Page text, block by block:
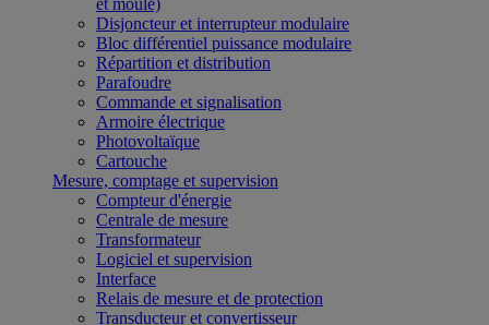
et moulé)
Disjoncteur et interrupteur modulaire
Bloc différentiel puissance modulaire
Répartition et distribution
Parafoudre
Commande et signalisation
Armoire électrique
Photovoltaïque
Cartouche
Mesure, comptage et supervision
Compteur d'énergie
Centrale de mesure
Transformateur
Logiciel et supervision
Interface
Relais de mesure et de protection
Transducteur et convertisseur